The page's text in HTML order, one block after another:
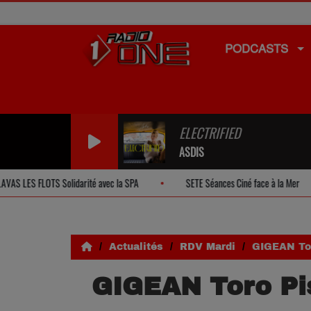
PODCASTS
ELECTRIFIED
ASDIS
FLOTS Solidarité avec la SPA SETE Séances Ciné face à la Mer
Actualités RDV Mardi GIGEAN
GIGEAN Toro